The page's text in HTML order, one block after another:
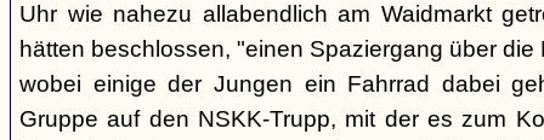
Uhr wie nahezu allabendlich am Waidmarkt
hätten beschlossen, "einen Spaziergang über
wobei einige der Jungen ein Fahrrad dabei
Gruppe auf den NSKK-Trupp, mit der es zum